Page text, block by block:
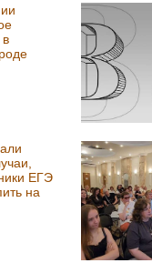
в
ЕГЭ
на